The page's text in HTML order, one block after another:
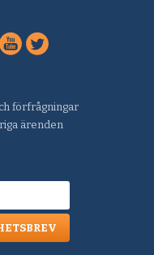
förfrågningar
ärenden